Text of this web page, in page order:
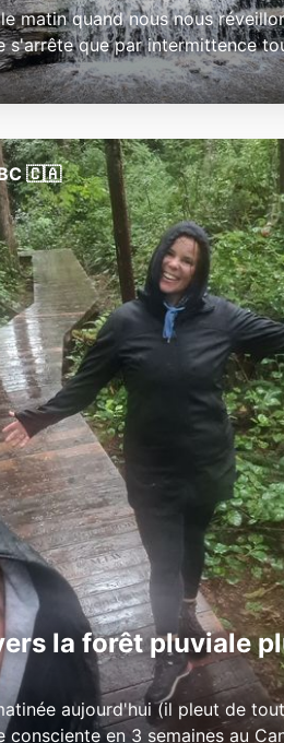
matin quand nous nous
s'arrête que par intermittence
la forêt pluviale
aujourd'hui (il pleut de
consciente en 3 semaines au
🇨🇦